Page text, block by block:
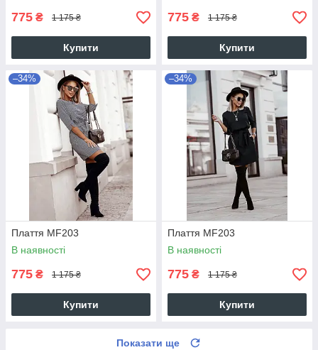
775 ₴ 1 175 ₴
Купити
775 ₴ 1 175 ₴
Купити
–34%
Плаття MF203
В наявності
775 ₴ 1 175 ₴
Купити
–34%
Плаття MF203
В наявності
775 ₴ 1 175 ₴
Купити
Показати ще